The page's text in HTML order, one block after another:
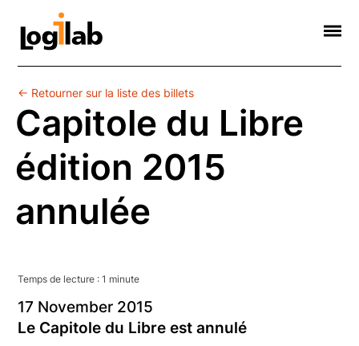
Société
Web Sémantique
Formations
Informatique Scientifique
Contact
← Retourner sur la liste des billets
Capitole du Libre
édition 2015
annulée
Temps de lecture : 1 minute
17 November 2015
Le Capitole du Libre est annulé